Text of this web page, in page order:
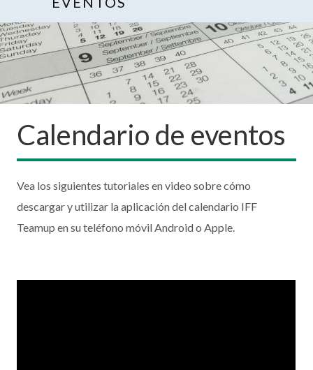
Calendario de eventos
Vea los siguientes tutoriales en video sobre cómo
descargar y utilizar la aplicación del calendario IFF
Teamup en su teléfono móvil Android o Apple.